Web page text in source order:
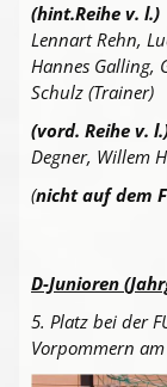
(hint.Reihe v. l.)
Lennart Rehn,
Hannes Galling,
Schulz (Trainer)
(vord. Reihe v.
Degner, Willem
(nicht auf dem
D-Junioren
5. Platz bei der
Vorpommern